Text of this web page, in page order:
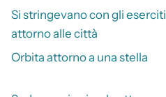
Si stringevano con gli eserciti
attorno alle città
Orbita attorno a una stella